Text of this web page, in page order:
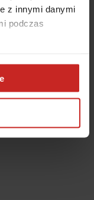
z innymi danymi
podczas